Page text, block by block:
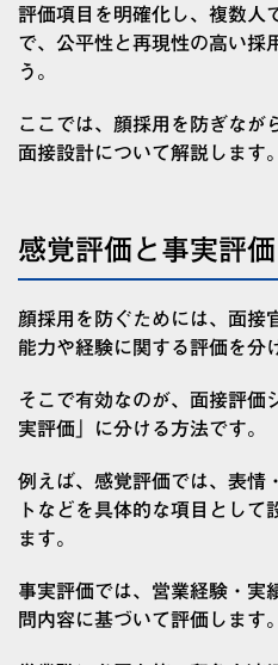
評価項目を明確化し、複数人
で、公平性と再現性の高い採
う。
ここでは、顔採用を防ぎなが
面接設計について解説します。
感覚評価と事実評
顔採用を防ぐためには、面接
能力や経験に関する評価を分
そこで有効なのが、面接評価
実評価」に分ける方法です。
例えば、感覚評価では、表情
トなどを具体的な項目として
ます。
事実評価では、営業経験・実
問内容に基づいて評価します。